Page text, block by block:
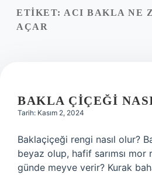
Yasal Uyarı
ETIKET: ACI BAKLA NE
AÇAR
BAKLA ÇIÇEĞI
Tarih: Kasım 2, 2024
Baklaçiçeği rengi nasıl olur?
beyaz olup, hafif sarımsı mor
günde meyve verir? Kurak